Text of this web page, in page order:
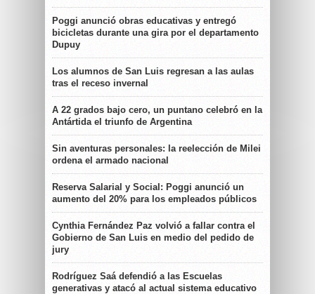
Poggi anunció obras educativas y entregó
bicicletas durante una gira por el departamento
Dupuy
Los alumnos de San Luis regresan a las aulas
tras el receso invernal
A 22 grados bajo cero, un puntano celebró en la
Antártida el triunfo de Argentina
Sin aventuras personales: la reelección de Milei
ordena el armado nacional
Reserva Salarial y Social: Poggi anunció un
aumento del 20% para los empleados públicos
Cynthia Fernández Paz volvió a fallar contra el
Gobierno de San Luis en medio del pedido de
jury
Rodríguez Saá defendió a las Escuelas
generativas y atacó al actual sistema educativo